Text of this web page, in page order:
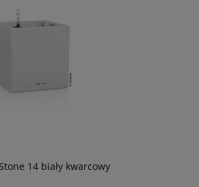
14 biały kwarcowy